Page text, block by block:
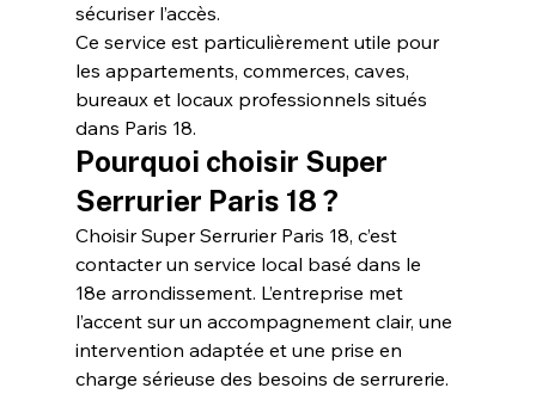
sécuriser l’accès.
Ce service est particulièrement utile pour
les appartements, commerces, caves,
bureaux et locaux professionnels situés
dans Paris 18.
Pourquoi choisir Super
Serrurier Paris 18 ?
Choisir Super Serrurier Paris 18, c’est
contacter un service local basé dans le
18e arrondissement. L’entreprise met
l’accent sur un accompagnement clair, une
intervention adaptée et une prise en
charge sérieuse des besoins de serrurerie.